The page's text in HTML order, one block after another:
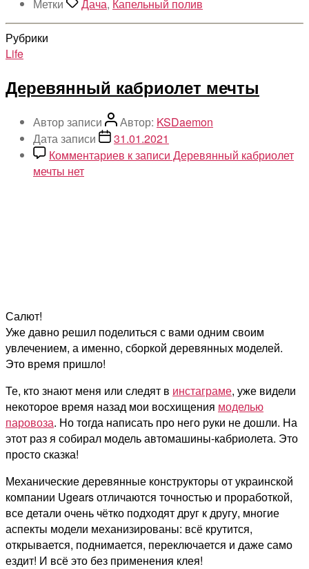
Метки Дача, Капельный полив
Рубрики
Life
Деревянный кабриолет мечты
Автор записи Автор: KSDaemon
Дата записи
31.01.2021
Комментариев к записи Деревянный кабриолет
мечты нет
Салют!
Уже давно решил поделиться с вами одним своим
увлечением, а именно, сборкой деревянных моделей.
Это время пришло!
Те, кто знают меня или следят в инстаграме, уже видели
некоторое время назад мои восхищения моделью
паровоза. Но тогда написать про него руки не дошли. На
этот раз я собирал модель автомашины-кабриолета. Это
просто сказка!
Механические деревянные конструкторы от украинской
компании Ugears отличаются точностью и проработкой,
все детали очень чётко подходят друг к другу, многие
аспекты модели механизированы: всё крутится,
открывается, поднимается, переключается и даже само
ездит! И всё это без применения клея!